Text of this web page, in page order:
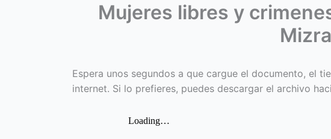
Mujeres libres y
Espera unos segundos a que cargue el documento, el
internet. Si lo prefieres, puedes descargar el archivo